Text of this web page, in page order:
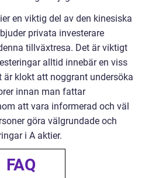
en viktig del av den kinesiska
privata investerare
tillväxtresa. Det är viktigt
alltid innebär en viss
är klokt att noggrant undersöka
innan man fattar
att vara informerad och väl
göra välgrundade och
i A aktier.
FAQ